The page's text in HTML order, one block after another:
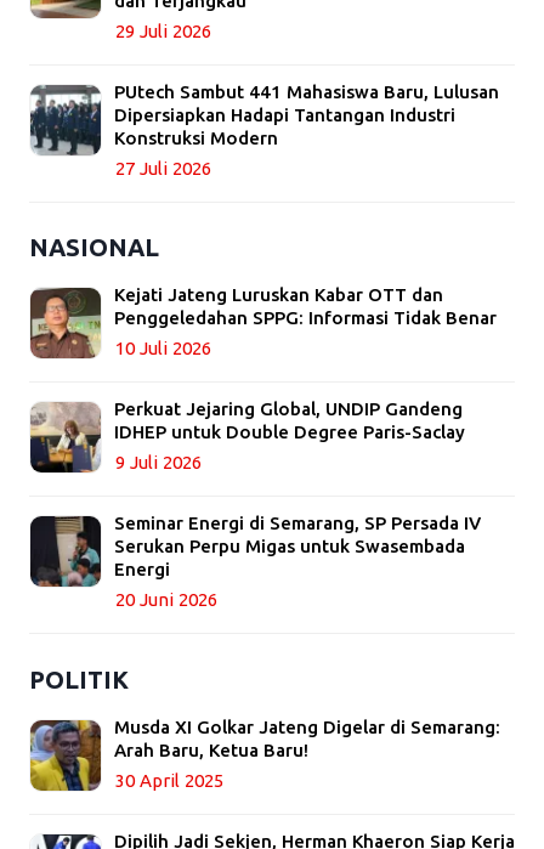
29 Juli 2026
PUtech Sambut 441 Mahasiswa Baru, Lulusan
Dipersiapkan Hadapi Tantangan Industri
Konstruksi Modern
27 Juli 2026
NASIONAL
Kejati Jateng Luruskan Kabar OTT dan
Penggeledahan SPPG: Informasi Tidak Benar
10 Juli 2026
Perkuat Jejaring Global, UNDIP Gandeng
IDHEP untuk Double Degree Paris-Saclay
9 Juli 2026
Seminar Energi di Semarang, SP Persada IV
Serukan Perpu Migas untuk Swasembada
Energi
20 Juni 2026
POLITIK
Musda XI Golkar Jateng Digelar di Semarang:
Arah Baru, Ketua Baru!
30 April 2025
Dipilih Jadi Sekjen, Herman Khaeron Siap Kerja